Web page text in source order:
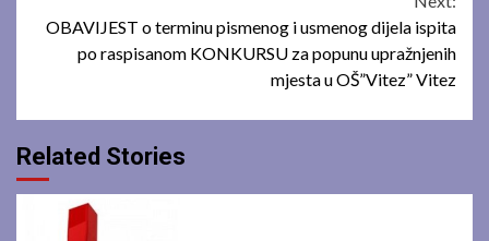
OBAVIJEST o terminu pismenog i usmenog dijela ispita
po raspisanom KONKURSU za popunu upražnjenih
mjesta u OŠ”Vitez” Vitez
Related Stories